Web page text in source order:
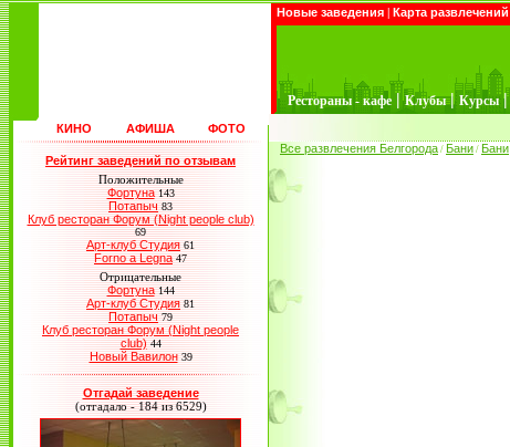
Новые заведения | Карта развлечений
Рестораны - кафе | Клубы | Курсы |
КИНО АФИША ФОТО
Рейтинг заведений по отзывам
Положительные
Фортуна 143
Потапыч 83
Клуб ресторан Форум (Night people club)
69
Арт-клуб Студия 61
Forno a Legna 47
Отрицательные
Фортуна 144
Арт-клуб Студия 81
Потапыч 79
Клуб ресторан Форум (Night people
club) 44
Новый Вавилон 39
Отгадай заведение
(отгадало - 184 из 6529)
Все развлечения Белгорода / Бани / Бани